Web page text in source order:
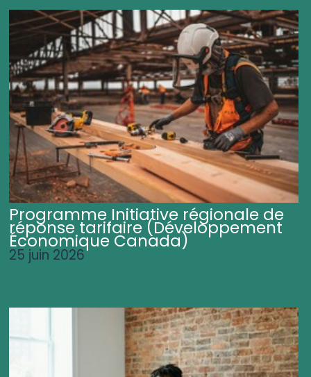
Programme Initiative régionale de
réponse tarifaire (Développement
Économique Canada)
25 juin 2026